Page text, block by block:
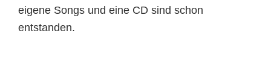
eigene Songs und eine CD sind schon
entstanden.